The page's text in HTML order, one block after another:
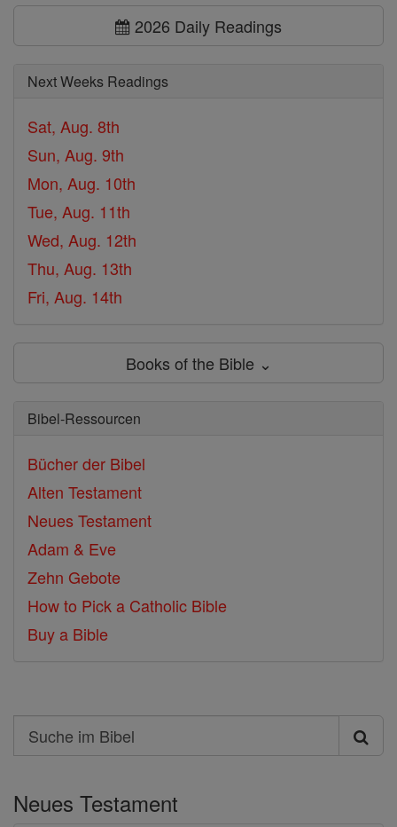
2026 Daily Readings
Next Weeks Readings
Sat, Aug. 8th
Sun, Aug. 9th
Mon, Aug. 10th
Tue, Aug. 11th
Wed, Aug. 12th
Thu, Aug. 13th
Fri, Aug. 14th
Books of the Bible ⌄
Bibel-Ressourcen
Bücher der Bibel
Alten Testament
Neues Testament
Adam & Eve
Zehn Gebote
How to Pick a Catholic Bible
Buy a Bible
Search
Suche
Bibel
Neues Testament